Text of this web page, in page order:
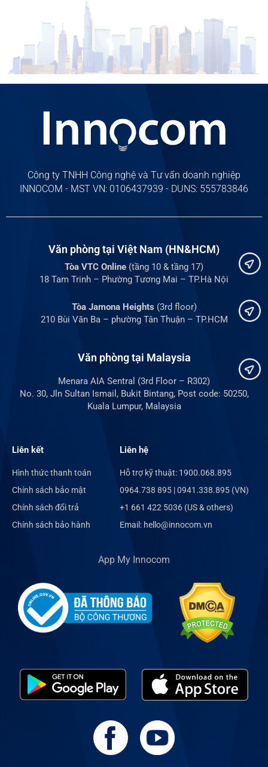
Công ty TNHH Công nghệ và Tư vấn doanh nghiệp
INNOCOM - MST VN: 0106437939 - DUNS: 555783846
Văn phòng tại Việt Nam (HN&HCM)
Tòa VTC Online (tầng 10 & tầng 17)
18 Tam Trinh – Phường Tương Mai – TP.Hà Nội
Tòa Jamona Heights (3rd floor)
210 Bùi Văn Ba – phường Tân Thuận – TP.HCM
Văn phòng tại Malaysia
Menara AIA Sentral (3rd Floor – R302)
No. 30, Jln Sultan Ismail, Bukit Bintang, Post code: 50250,
Kuala Lumpur, Malaysia
Liên kết
Hình thức thanh toán
Chính sách bảo mật
Chính sách đổi trả
Chính sách bảo hành
Liên hệ
Hỗ trợ kỹ thuật: 1900.068.895
0964.738 895 | 0941.338.895 (VN)
+1 661 422 5036 (US & others)
Email: hello@innocom.vn
App My Innocom